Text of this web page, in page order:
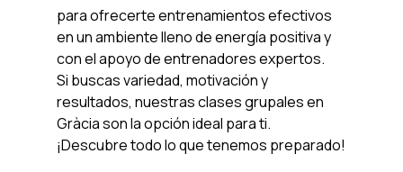
para ofrecerte entrenamientos efectivos
en un ambiente lleno de energía positiva y
con el apoyo de entrenadores expertos.
Si buscas variedad, motivación y
resultados, nuestras clases grupales en
Gràcia son la opción ideal para ti.
¡Descubre todo lo que tenemos preparado!